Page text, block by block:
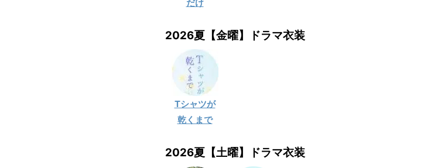
だけ
2026夏【金曜】ドラマ衣装
Tシャツが
乾くまで
2026夏【土曜】ドラマ衣装